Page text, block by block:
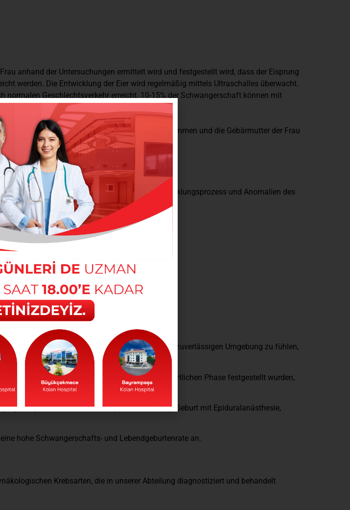
anhand der Untersuchungen ermittelt wird und festgestellt wird, dass der Eisprung
werden. Die Entwicklung der Eier wird regelmäßig mittels Ultraschalles überwacht.
Geschlechtsverkehr erreicht. 10-15% der Schwangerschaft können mit
bei der die Spermien des Mannes entnommen und die Gebärmutter der Frau
genau überwacht, der routinemäßige Entwicklungsprozess und Anomalien des
vorzubeugen.
Müttern ermöglicht, sich in einer friedlichen und zuverlässigen Umgebung zu fühlen,
wird.
wird, und den Befunden, die in der vorgeburtlichen Phase festgestellt wurden,
Geburt, Kaiserschnitt (mit Vollnarkose), Geburt mit Epiduralanästhesie,
hohe Schwangerschafts- und Lebendgeburtenrate an.
Krebsarten, die in unserer Abteilung diagnostiziert und behandelt